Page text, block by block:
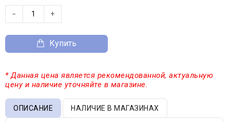
− +
Купить
* Данная цена является рекомендованной, актуальную
цену и наличие уточняйте в магазине.
ОПИСАНИЕ НАЛИЧИЕ В МАГАЗИНАХ